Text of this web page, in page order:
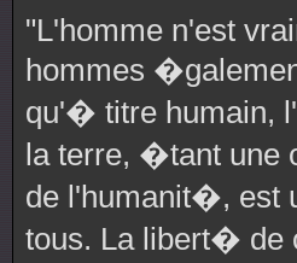
"L'homme n'est
hommes
qu'� titre humain,
la terre, �tant une
de l'humanit�, est
tous. La libert� de